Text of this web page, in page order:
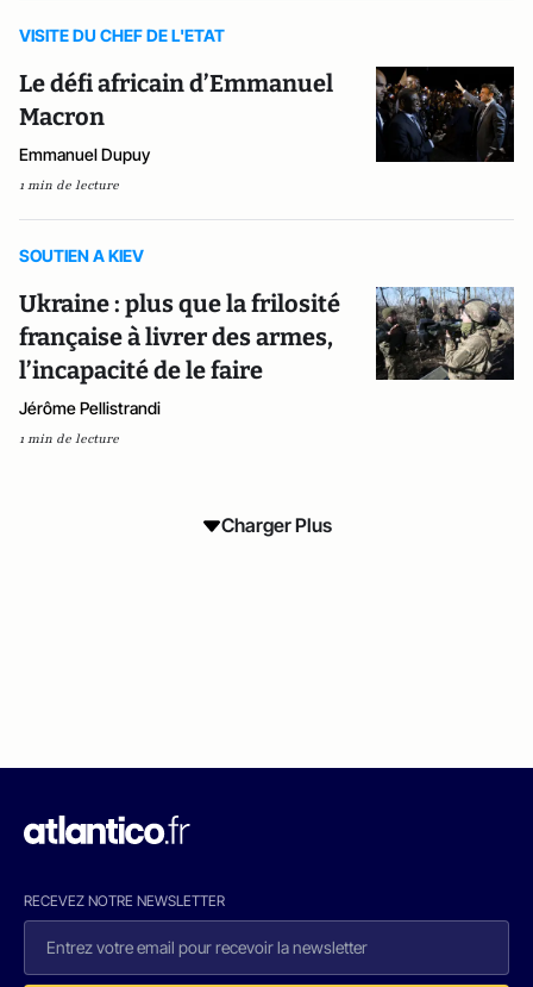
VISITE DU CHEF DE L'ETAT
Le défi africain d’Emmanuel
Macron
Emmanuel Dupuy
1 min de lecture
SOUTIEN A KIEV
Ukraine : plus que la frilosité
française à livrer des armes,
l’incapacité de le faire
Jérôme Pellistrandi
1 min de lecture
Charger Plus
RECEVEZ NOTRE NEWSLETTER